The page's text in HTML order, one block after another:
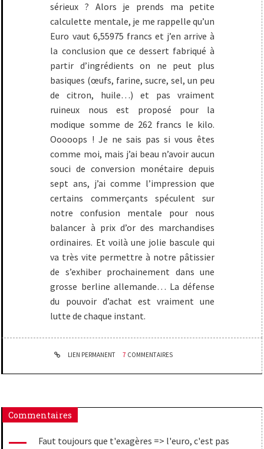
sérieux ? Alors je prends ma petite
calculette mentale, je me rappelle qu’un
Euro vaut 6,55975 francs et j’en arrive à
la conclusion que ce dessert fabriqué à
partir d’ingrédients on ne peut plus
basiques (œufs, farine, sucre, sel, un peu
de citron, huile…) et pas vraiment
ruineux nous est proposé pour la
modique somme de 262 francs le kilo.
Ooooops ! Je ne sais pas si vous êtes
comme moi, mais j’ai beau n’avoir aucun
souci de conversion monétaire depuis
sept ans, j’ai comme l’impression que
certains commerçants spéculent sur
notre confusion mentale pour nous
balancer à prix d’or des marchandises
ordinaires. Et voilà une jolie bascule qui
va très vite permettre à notre pâtissier
de s’exhiber prochainement dans une
grosse berline allemande… La défense
du pouvoir d’achat est vraiment une
lutte de chaque instant.
LIEN PERMANENT 7 COMMENTAIRES
Commentaires
Faut toujours que t'exagères => l'euro, c'est pas